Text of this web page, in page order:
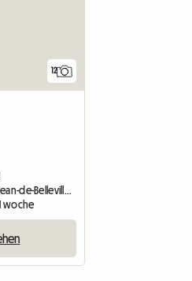
12
Gesamte Unterkunft | Saint-Jean-de-Belleville (73440)
woche